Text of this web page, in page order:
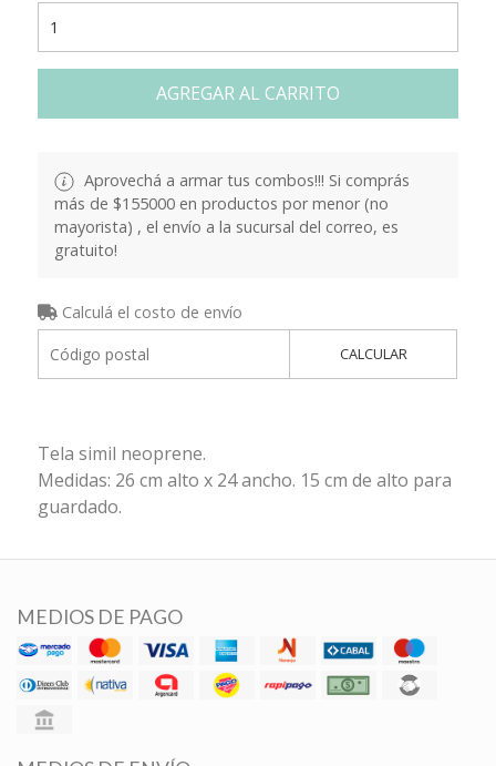
AGREGAR AL CARRITO
Aprovechá a armar tus combos!!! Si comprás
más de $155000 en productos por menor (no
mayorista) , el envío a la sucursal del correo, es
gratuito!
Calculá el costo de envío
CALCULAR
Tela simil neoprene.
Medidas: 26 cm alto x 24 ancho. 15 cm de alto para
guardado.
MEDIOS DE PAGO